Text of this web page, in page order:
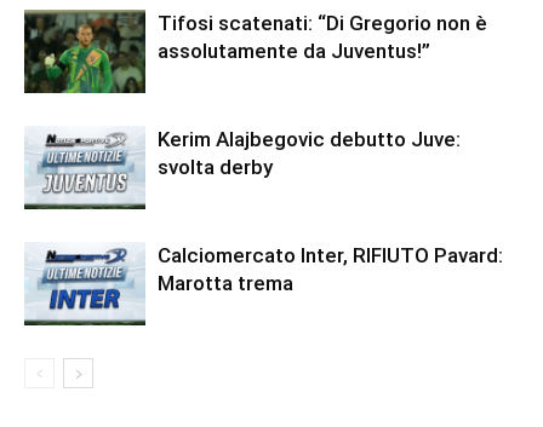
Tifosi scatenati: “Di Gregorio non è
assolutamente da Juventus!”
Kerim Alajbegovic debutto Juve:
svolta derby
Calciomercato Inter, RIFIUTO Pavard:
Marotta trema